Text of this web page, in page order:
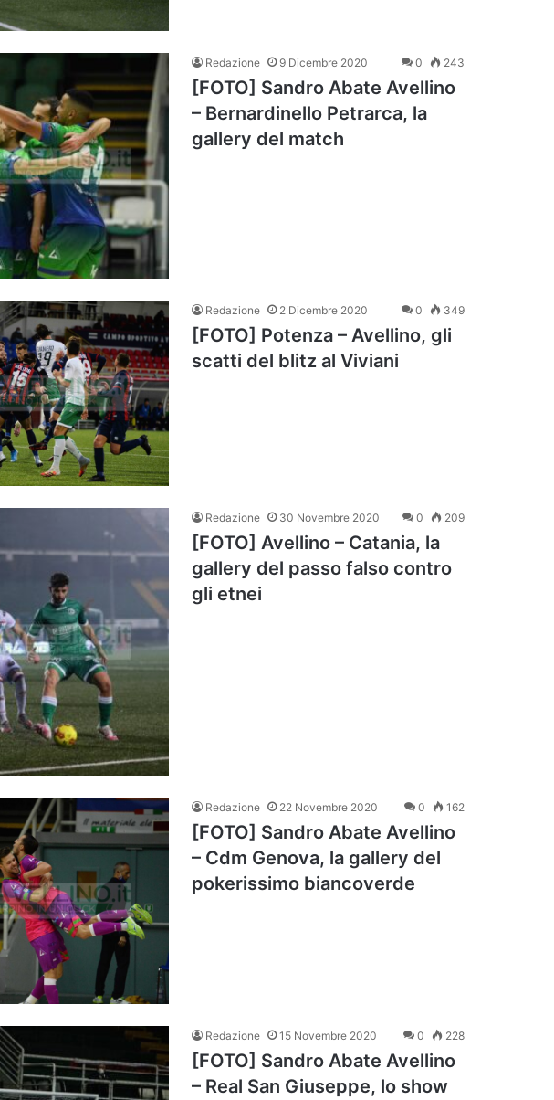
Redazione 9 Dicembre 2020 0 243
[FOTO] Sandro Abate Avellino
– Bernardinello Petrarca, la
gallery del match
Redazione 2 Dicembre 2020 0 349
[FOTO] Potenza – Avellino, gli
scatti del blitz al Viviani
Redazione 30 Novembre 2020 0 209
[FOTO] Avellino – Catania, la
gallery del passo falso contro
gli etnei
Redazione 22 Novembre 2020 0 162
[FOTO] Sandro Abate Avellino
– Cdm Genova, la gallery del
pokerissimo biancoverde
Redazione 15 Novembre 2020 0 228
[FOTO] Sandro Abate Avellino
– Real San Giuseppe, lo show